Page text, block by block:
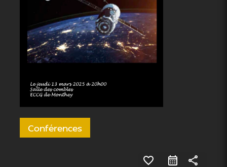
Conférences
favorite_border share